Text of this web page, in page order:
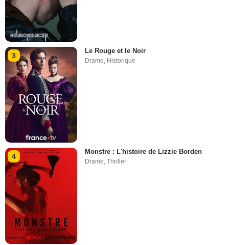
3
Le Rouge et le Noir
Drame, Historique
4
Monstre : L'histoire de Lizzie Borden
Drame,Thriller